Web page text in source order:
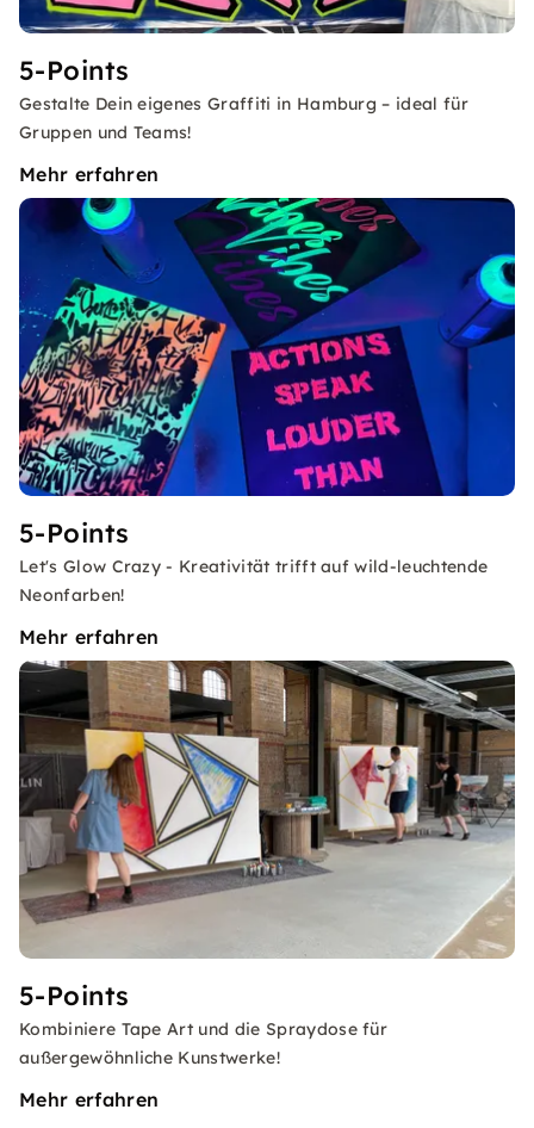
5-Points
Gestalte Dein eigenes Graffiti in Hamburg – ideal für
Gruppen und Teams!
Mehr erfahren
5-Points
Let's Glow Crazy - Kreativität trifft auf wild-leuchtende
Neonfarben!
Mehr erfahren
5-Points
Kombiniere Tape Art und die Spraydose für
außergewöhnliche Kunstwerke!
Mehr erfahren